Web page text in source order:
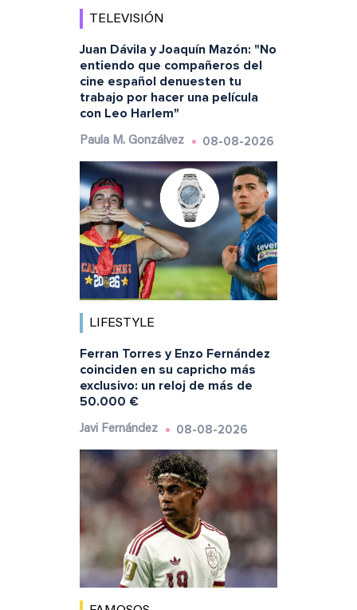
TELEVISIÓN
Juan Dávila y Joaquín Mazón: "No
entiendo que compañeros del
cine español denuesten tu
trabajo por hacer una película
con Leo Harlem"
Paula M. Gonzálvez 08-08-2026
LIFESTYLE
Ferran Torres y Enzo Fernández
coinciden en su capricho más
exclusivo: un reloj de más de
50.000 €
Javi Fernández 08-08-2026